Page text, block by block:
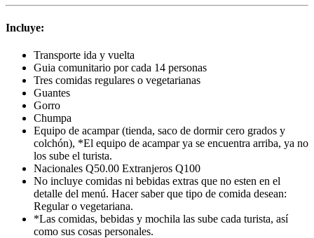
Incluye:
Transporte ida y vuelta
Guia comunitario por cada 14 personas
Tres comidas regulares o vegetarianas
Guantes
Gorro
Chumpa
Equipo de acampar (tienda, saco de dormir cero grados y
colchón), *El equipo de acampar ya se encuentra arriba, ya no
los sube el turista.
Nacionales Q50.00 Extranjeros Q100
No incluye comidas ni bebidas extras que no esten en el
detalle del menú. Hacer saber que tipo de comida desean:
Regular o vegetariana.
*Las comidas, bebidas y mochila las sube cada turista, así
como sus cosas personales.